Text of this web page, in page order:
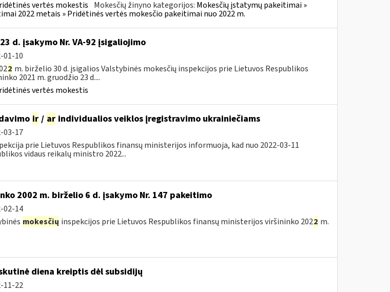
vertės mokestis Mokesčių žinyno kategorijos: Mokesčių įstatymų pakeitimai »
2022 metais » Pridėtinės vertės mokesčio pakeitimai nuo 2022 m.
d. įsakymo Nr. VA-92 įsigaliojimo
01-10
2 m. birželio 30 d. įsigalios Valstybinės mokesčių inspekcijos prie Lietuvos Respublikos
2021 m. gruodžio 23 d....
vertės mokestis
ir/ arindividualios veiklos įregistravimo ukrainiečiams
03-17
prie Lietuvos Respublikos finansų ministerijos informuoja, kad nuo 2022-03-11
vidaus reikalų ministro 2022...
2002 m. birželio 6 d. įsakymo Nr. 147 pakeitimo
02-14
mokesčių inspekcijos prie Lietuvos Respublikos finansų ministerijos viršininko 2022 m.
diena kreiptis dėl subsidijų
11-22